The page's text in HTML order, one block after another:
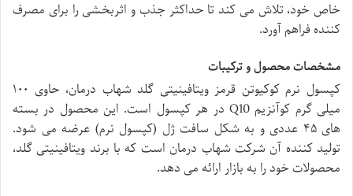
خاص خود، تلاش می کند تا حداکثر جذب و اثربخشی را برای مصرف
کننده فراهم آورد.
مشخصات محصول و ترکیبات
کپسول نرم کوکیوتن قرمز ویتافینیتی گلد شهاب درمان، حاوی ۱۰۰
میلی گرم کوآنزیم Q10 در هر کپسول است. این محصول در بسته
های ۴۵ عددی و به شکل سافت ژل (کپسول نرم) عرضه می شود.
تولید کننده آن شرکت شهاب درمان است که با برند ویتافینیتی گلد،
محصولات خود را به بازار ارائه می دهد.